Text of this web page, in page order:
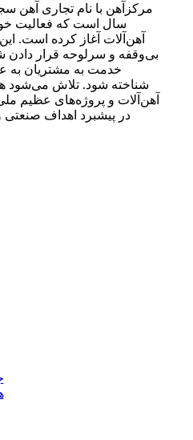
سال است که فعالیت
آهن‌آلات آغاز کرده است.
بی‌وقفه و سرلوحه قرار
خدمت به مشتریان به
شناخته شود. تلاش می‌شود
آهن‌آلات و پروژه‌های عظیم
در پیشبرد اهداف صنعتی